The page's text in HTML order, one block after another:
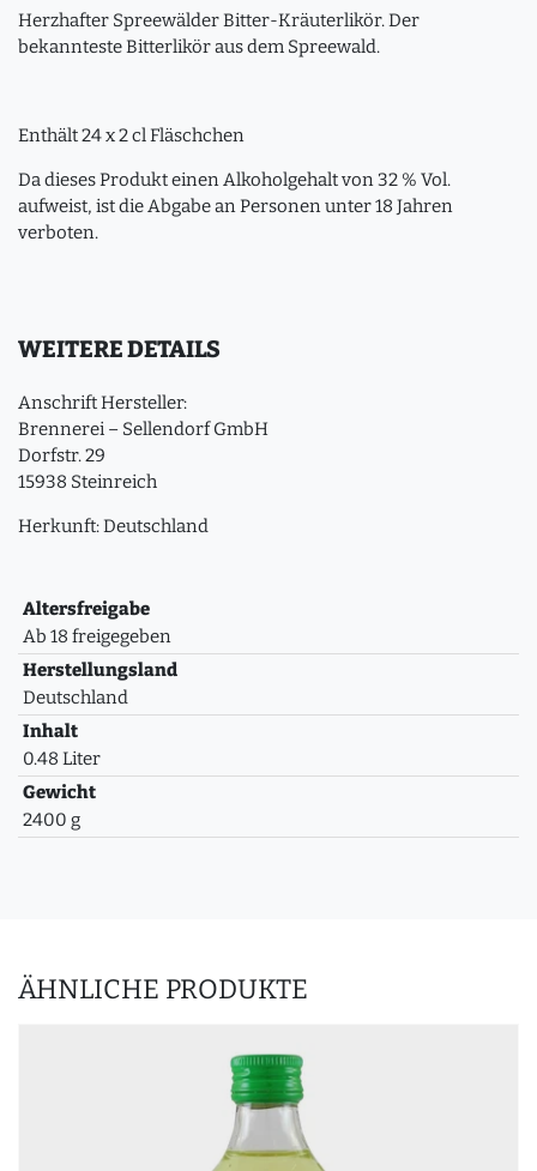
Herzhafter Spreewälder Bitter-Kräuterlikör. Der
bekannteste Bitterlikör aus dem Spreewald.
Enthält 24 x 2 cl Fläschchen
Da dieses Produkt einen Alkoholgehalt von 32 % Vol.
aufweist, ist die Abgabe an Personen unter 18 Jahren
verboten.
WEITERE DETAILS
Anschrift Hersteller:
Brennerei – Sellendorf GmbH
Dorfstr. 29
15938 Steinreich
Herkunft: Deutschland
Altersfreigabe
Ab 18 freigegeben
Herstellungsland
Deutschland
Inhalt
0.48 Liter
Gewicht
2400 g
ÄHNLICHE PRODUKTE